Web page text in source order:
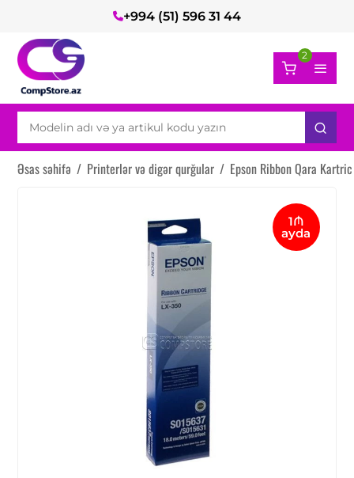
+994 (51) 596 31 44
2
Əsas səhifə / Printerlər və digər qurğular / Epson Ribbon Qara
1₼
ayda